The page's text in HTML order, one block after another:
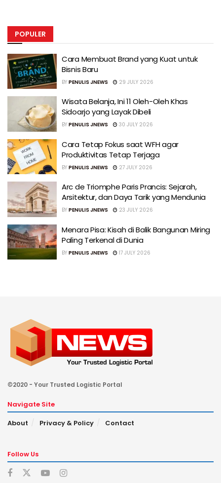
POPULER
Cara Membuat Brand yang Kuat untuk
Bisnis Baru
BY PENULIS JNEWS 29 JULY 2026
Wisata Belanja, Ini 11 Oleh-Oleh Khas
Sidoarjo yang Layak Dibeli
BY PENULIS JNEWS 30 JULY 2026
Cara Tetap Fokus saat WFH agar
Produktivitas Tetap Terjaga
BY PENULIS JNEWS 27 JULY 2026
Arc de Triomphe Paris Prancis: Sejarah,
Arsitektur, dan Daya Tarik yang Mendunia
BY PENULIS JNEWS 23 JULY 2026
Menara Pisa: Kisah di Balik Bangunan Miring
Paling Terkenal di Dunia
BY PENULIS JNEWS 17 JULY 2026
©2020 - Your Trusted Logistic Portal
Navigate Site
About
Privacy & Policy Contact
Follow Us